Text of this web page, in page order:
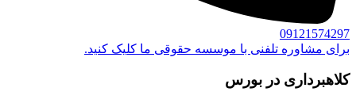
09121574297
برای مشاوره تلفنی با موسسه حقوقی ما کلیک کنید.
کلاهبرداری در بورس